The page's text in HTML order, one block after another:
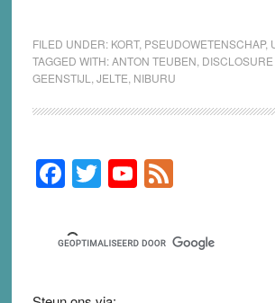
FILED UNDER: KORT, PSEUDOWETENSCHAP,
TAGGED WITH:ANTON TEUBEN
GEENSTIJL
JELTE NIBURU
Primary
Sidebar
F
a
c
e
b
T
wi
tt
er
Y
o
u
T
F
e
d